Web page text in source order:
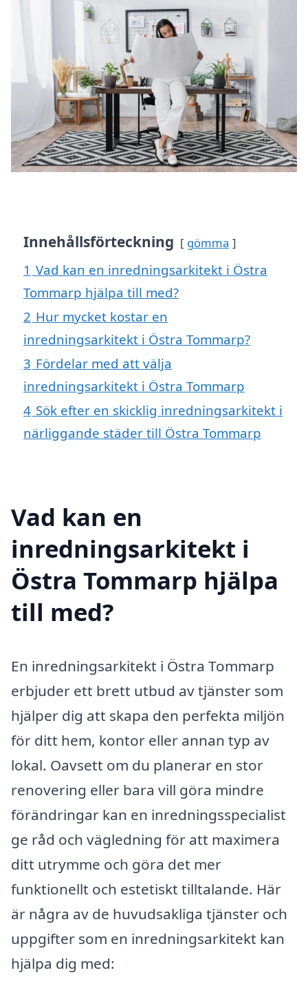
Innehållsförteckning gömma
1 Vad kan en inredningsarkitekt i Östra
Tommarp hjälpa till med?
2 Hur mycket kostar en
inredningsarkitekt i Östra Tommarp?
3 Fördelar med att välja
inredningsarkitekt i Östra Tommarp
4 Sök efter en skicklig inredningsarkitekt i
närliggande städer till Östra Tommarp
Vad kan en
inredningsarkitekt i
Östra Tommarp hjälpa
till med?
En inredningsarkitekt i Östra Tommarp
erbjuder ett brett utbud av tjänster som
hjälper dig att skapa den perfekta miljön
för ditt hem, kontor eller annan typ av
lokal. Oavsett om du planerar en stor
renovering eller bara vill göra mindre
förändringar kan en inredningsspecialist
ge råd och vägledning för att maximera
ditt utrymme och göra det mer
funktionellt och estetiskt tilltalande. Här
är några av de huvudsakliga tjänster och
uppgifter som en inredningsarkitekt kan
hjälpa dig med: